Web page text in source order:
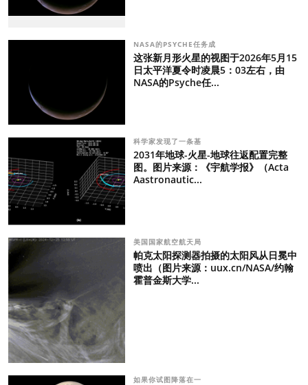
NASA的PSYCHE任务成
这张新月形火星的视图于2026年5月15
日太平洋夏令时凌晨5：03左右，由
NASA的Psyche任...
科学家发现了一条基
2031年地球-火星-地球往返配置完整
图。图片来源：《宇航学报》（Acta
Aastronautic...
美国国家航空航天局
帕克太阳探测器拍摄的太阳风从日冕中
喷出（图片来源：uux.cn/NASA/约翰
霍普金斯大学...
如果你试图降落在一